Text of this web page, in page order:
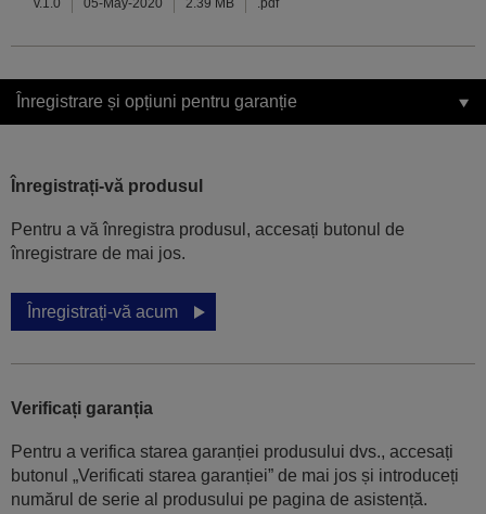
v.1.0 05-May-2020 2.39 MB .pdf
Înregistrare și opțiuni pentru garanție
Înregistrați-vă produsul
Pentru a vă înregistra produsul, accesați butonul de
înregistrare de mai jos.
Înregistrați-vă acum
Verificați garanția
Pentru a verifica starea garanției produsului dvs., accesați
butonul „Verificati starea garanției” de mai jos și introduceți
numărul de serie al produsului pe pagina de asistență.